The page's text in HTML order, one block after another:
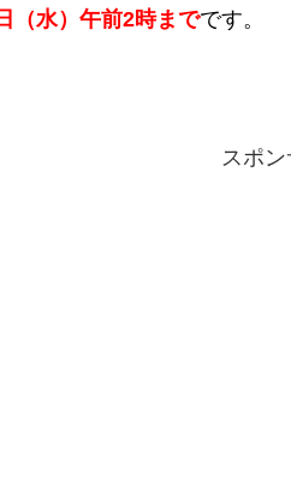
（水）午前2時までです。
スポ